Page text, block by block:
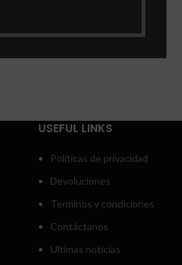
USEFUL LINKS
Politicas de privacidad
Devoluciones
Terminos y condiciones
Contáctanos
Ultimas noticias